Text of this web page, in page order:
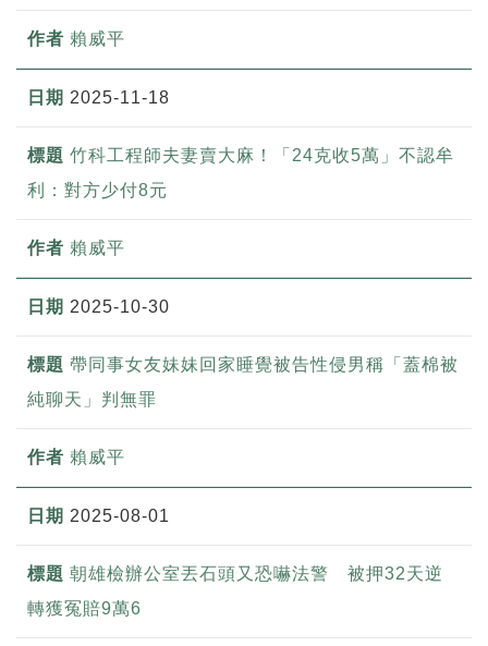
賴威平
2025-11-18
竹科工程師夫妻賣大麻！「24克收5萬」不認牟
利：對方少付8元
賴威平
2025-10-30
帶同事女友妹妹回家睡覺被告性侵男稱「蓋棉被
純聊天」判無罪
賴威平
2025-08-01
朝雄檢辦公室丟石頭又恐嚇法警 被押32天逆
轉獲冤賠9萬6